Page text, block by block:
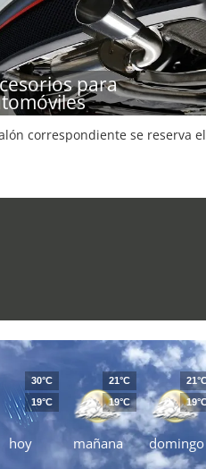
para
correspondiente se reserva
hoy
30°C
19°C
mañana
21°C
19°C
domingo